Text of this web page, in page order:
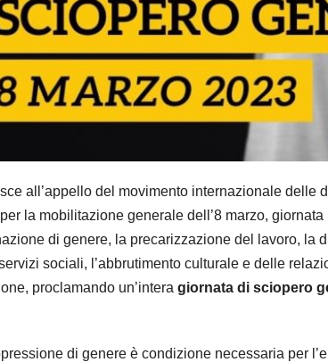
all’appello del movimento internazionale delle
per la mobilitazione generale dell’8 marzo,
di genere, la precarizzazione del lavoro, la
sociali, l’abbrutimento culturale e delle
proclamando un’intera giornata di sciopero
di genere è condizione necessaria per